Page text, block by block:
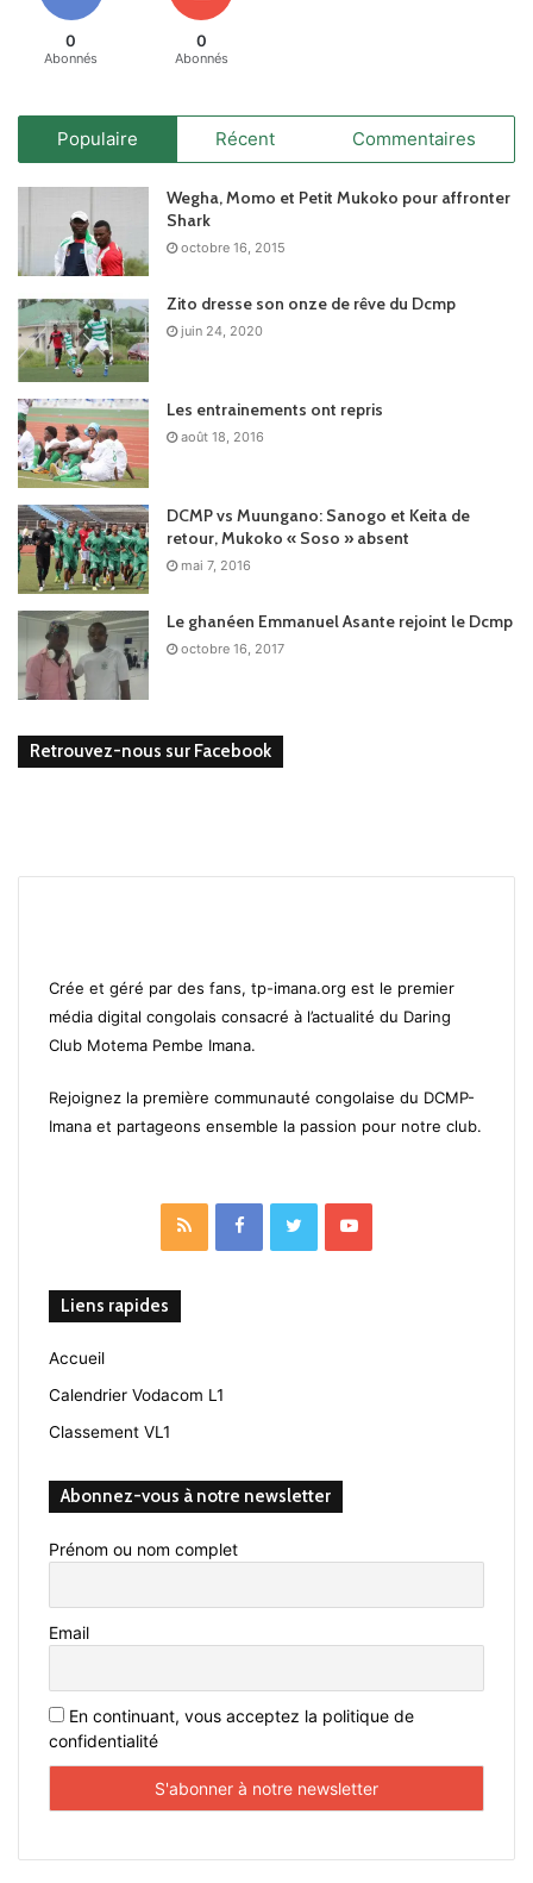
0
Abonnés
0
Abonnés
Populaire Récent Commentaires
Wegha, Momo et Petit Mukoko pour affronter
Shark
octobre 16, 2015
Zito dresse son onze de rêve du Dcmp
juin 24, 2020
Les entrainements ont repris
août 18, 2016
DCMP vs Muungano: Sanogo et Keita de
retour, Mukoko « Soso » absent
mai 7, 2016
Le ghanéen Emmanuel Asante rejoint le Dcmp
octobre 16, 2017
Retrouvez-nous sur Facebook
Crée et géré par des fans, tp-imana.org est le premier
média digital congolais consacré à l’actualité du Daring
Club Motema Pembe Imana.
Rejoignez la première communauté congolaise du DCMP-
Imana et partageons ensemble la passion pour notre club.
RSS FacebookTwitterYouTube
Liens rapides
Accueil
Calendrier Vodacom L1
Classement VL1
Abonnez-vous à notre newsletter
Prénom ou nom complet
Email
En continuant, vous acceptez la politique de
confidentialité